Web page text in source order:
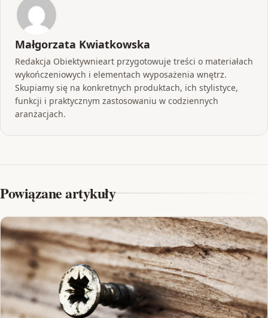
Małgorzata Kwiatkowska
Redakcja Obiektywnieart przygotowuje treści o materiałach
wykończeniowych i elementach wyposażenia wnętrz.
Skupiamy się na konkretnych produktach, ich stylistyce,
funkcji i praktycznym zastosowaniu w codziennych
aranżacjach.
Powiązane artykuły